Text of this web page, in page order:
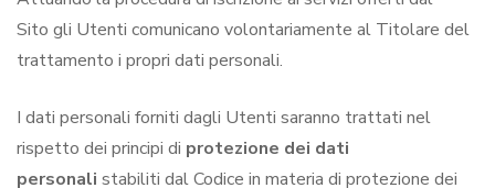
Sito gli Utenti comunicano volontariamente al Titolare del
trattamento i propri dati personali.
I dati personali forniti dagli Utenti saranno trattati nel
rispetto dei principi di protezione dei dati
personali stabiliti dal Codice in materia di protezione dei